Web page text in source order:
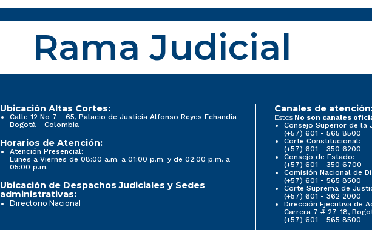
Rama Judicial
Ubicación Altas Cortes:
Calle 12 No 7 - 65, Palacio de Justicia Alfonso Reyes Echandía
Bogotá - Colombia
Horarios de Atención:
Atención Presencial:
Lunes a Viernes de 08:00 a.m. a 01:00 p.m. y de 02:00 p.m. a
05:00 p.m.
Ubicación de Despachos Judiciales y Sedes
administrativas:
Directorio Nacional
Canales de
Estos No son canales
Consejo Superior de la
(+57) 601 - 565 8500
Corte Constitucional:
(+57) 601 - 350 6200
Consejo de Estado:
(+57) 601 - 350 6700
Comisión Nacional de
(+57) 601 - 565 8500
Corte Suprema de
(+57) 601 - 362 2000
Dirección Ejecutiva de
Carrera 7 # 27-18,
(+57) 601 - 565 8500